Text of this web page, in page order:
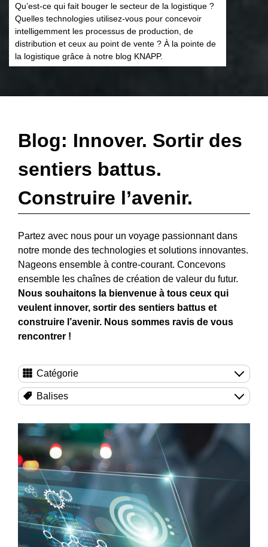
Qu’est-ce qui fait bouger le secteur de la logistique ?
Quelles technologies utilisez-vous pour concevoir
intelligemment les processus de production, de
distribution et ceux au point de vente ? À la pointe de
la logistique grâce à notre blog KNAPP.
Blog: Innover. Sortir des
sentiers battus.
Construire l’avenir.
Partez avec nous pour un voyage passionnant dans
notre monde des technologies et solutions innovantes.
Nageons ensemble à contre-courant. Concevons
ensemble les chaînes de création de valeur du futur.
Nous souhaitons la bienvenue à tous ceux qui
veulent innover, sortir des sentiers battus et
construire l’avenir. Nous sommes ravis de vous
rencontrer !